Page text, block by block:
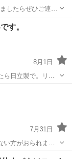
したらぜひご連絡
ます ご相談
い
す。
8月1日
日立製で。リサ
7月31日
方がおられまし
こも200mlの献血
さい